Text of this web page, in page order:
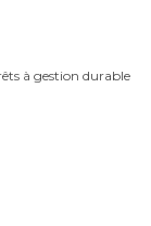
à gestion durable